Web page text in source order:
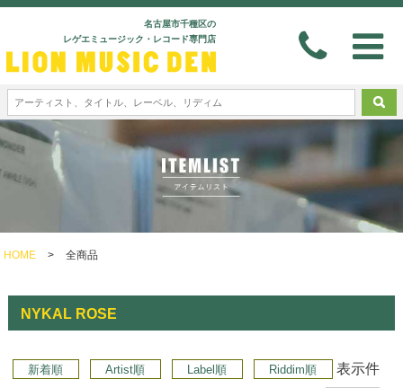
名古屋市千種区の
レゲエミュージック・レコード専門店
HOME > 全商品
NYKAL ROSE
新着順 Artist順 Label順 Riddim順
表示件